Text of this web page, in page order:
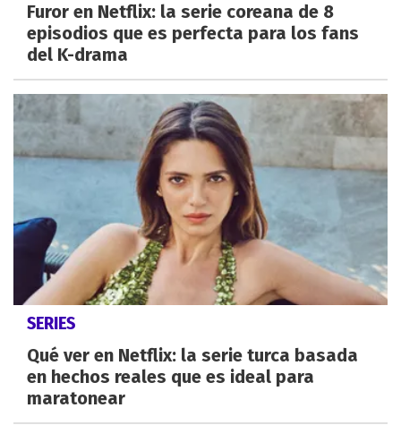
Furor en Netflix: la serie coreana de 8
episodios que es perfecta para los fans
del K-drama
SERIES
Qué ver en Netflix: la serie turca basada
en hechos reales que es ideal para
maratonear